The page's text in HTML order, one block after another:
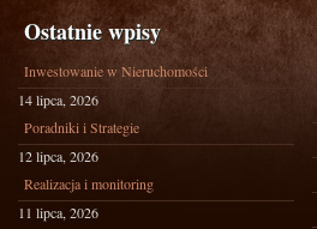
Ostatnie wpisy
Inwestowanie w Nieruchomości
14 lipca, 2026
Poradniki i Strategie
12 lipca, 2026
Realizacja i monitoring
11 lipca, 2026